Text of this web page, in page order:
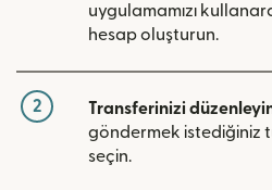
uygulamamızı
hesap oluşturun.
2 Transferinizi
göndermek istediğiniz
seçin.